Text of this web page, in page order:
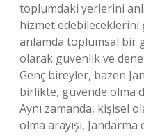
toplumdaki yerlerini
hizmet
anlamda toplumsal bir
olarak güvenlik ve
Genç bireyler, bazen
birlikte, güvende olma
Aynı zamanda, kişisel
olma arayışı, Jandarma